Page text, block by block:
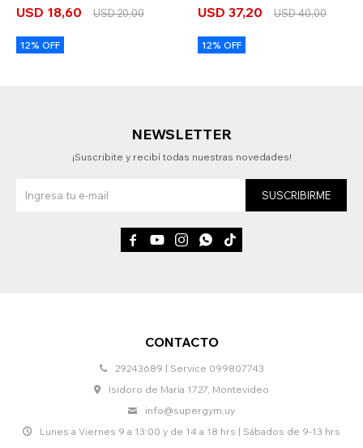
USD 18,60 USD20,00
12% OFF
USD 37,20 USD40,00
12% OFF
CONTACTO
29243689 | Service 099807743
Isidoro de María 1727, Montevideo
info@supergym.uy
Lunes a Viernes 9 a 13:00 y de 14 a 18 hrs | Sábados de 9-13 hrs
NEWSLETTER
¡Suscribite y recibí todas nuestras novedades!
SUSCRIBIRME
    